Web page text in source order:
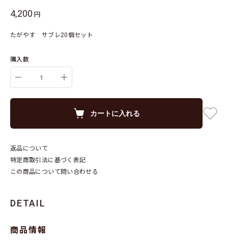
4,200 円
たがやす サブレ20個セット
購入数
カートに入れる
返品について
特定商取引法に基づく表記
この商品について問い合わせる
DETAIL
商品情報